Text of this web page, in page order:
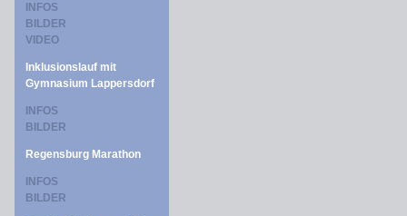
INFOS
BILDER
VIDEO
Inklusionslauf mit
Gymnasium Lappersdorf
INFOS
BILDER
Regensburg Marathon
INFOS
BILDER